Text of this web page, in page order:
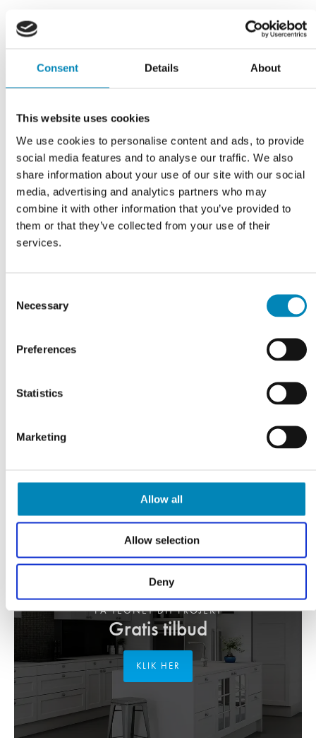
Consent Details About
This website uses cookies
We use cookies to personalise content and ads, to provide
social media features and to analyse our traffic. We also
share information about your use of our site with our social
media, advertising and analytics partners who may
combine it with other information that you’ve provided to
them or that they’ve collected from your use of their
services.
Selection
Necessary
Preferences
Statistics
Marketing
Allow all
Allow selection
Deny
Har du husket?
Professionel rådgivning
Gratis tilbud
FÅ TEGNET DIT PROJEKT
KLIK HER